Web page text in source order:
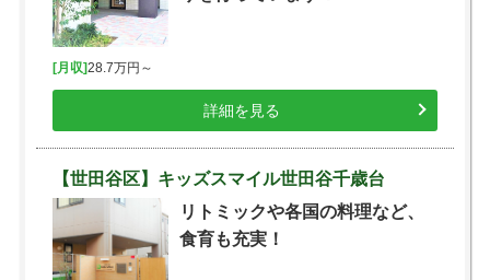
[月収]28.7万円～
詳細を見る
【世田谷区】キッズスマイル世田谷千歳台
リトミックや各国の料理など、
食育も充実！